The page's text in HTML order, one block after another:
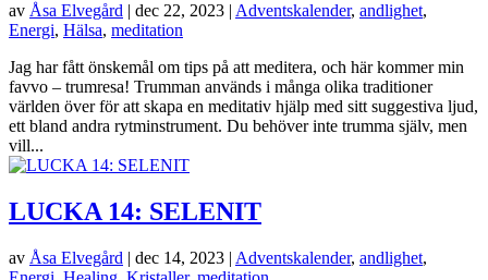
av Åsa Elvegård | dec 22, 2023 | Adventskalender, andlighet,
Energi, Hälsa, meditation
Jag har fått önskemål om tips på att meditera, och här kommer min
favvo – trumresa! Trumman används i många olika traditioner
världen över för att skapa en meditativ hjälp med sitt suggestiva ljud,
ett bland andra rytminstrument. Du behöver inte trumma själv, men
vill...
LUCKA 14: SELENIT
av Åsa Elvegård | dec 14, 2023 | Adventskalender, andlighet,